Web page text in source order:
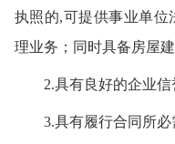
执照的,可提供事业单位
理业务； 同时具备房屋
2.具有良好的企业信
3.具有履行合同所